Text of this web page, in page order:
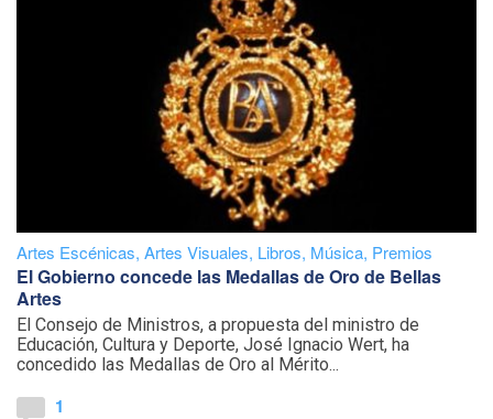
Artes Escénicas, Artes Visuales, Libros, Música, Premios
El Gobierno concede las Medallas de Oro de Bellas
Artes
El Consejo de Ministros, a propuesta del ministro de
Educación, Cultura y Deporte, José Ignacio Wert, ha
concedido las Medallas de Oro al Mérito...
1